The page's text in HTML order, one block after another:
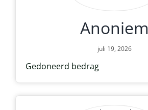
Anoniem
juli 19, 2026
Gedoneerd bedrag